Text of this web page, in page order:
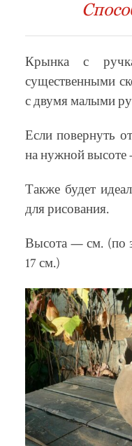
Крынка с
существенными
с двумя малыми
Если повернуть
на нужной высоте
Также будет
для рисования.
Высота — см. (по
17 см.)